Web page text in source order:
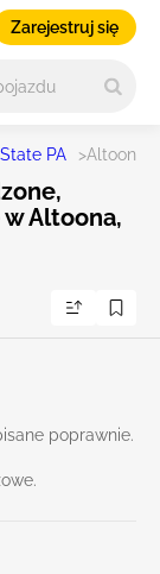
Zarejestruj się
State PA >Altoona
Altoona,
poprawnie.